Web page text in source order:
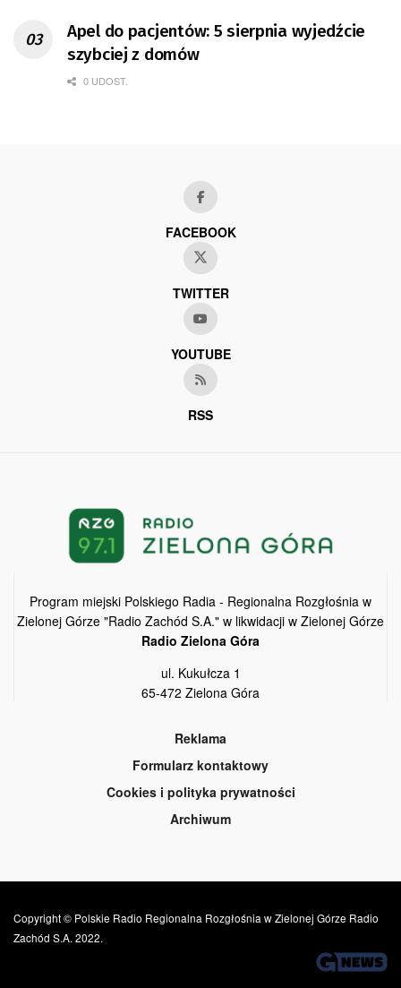
Apel do pacjentów: 5 sierpnia wyjedźcie
szybciej z domów
0 UDOST.
FACEBOOK
TWITTER
YOUTUBE
RSS
Program miejski Polskiego Radia - Regionalna Rozgłośnia w
Zielonej Górze "Radio Zachód S.A." w likwidacji w Zielonej Górze
Radio Zielona Góra
ul. Kukułcza 1
65-472 Zielona Góra
Reklama
Formularz kontaktowy
Cookies i polityka prywatności
Archiwum
Copyright © Polskie Radio Regionalna Rozgłośnia w Zielonej Górze Radio
Zachód S.A. 2022.